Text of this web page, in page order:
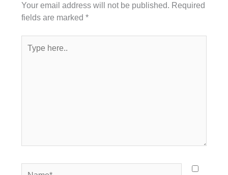
Your email address will not be published. Required
fields are marked *
here..